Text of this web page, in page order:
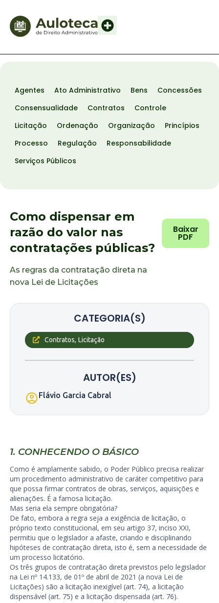
Agentes Ato Administrativo Bens
Concessões
Consensualidade
Contratos
Controle
Licitação
Ordenação Organização
Princípios
Processo
Regulação
Responsabilidade
Serviços Públicos
Como dispensar em
razão do valor nas
contratações públicas?
As regras da contratação direta na
nova Lei de Licitações
Baixar
PDF
CATEGORIA(S)
Contratos, Licitação
AUTOR(ES)
Flávio Garcia Cabral
1. CONHECENDO O BÁSICO
Como é amplamente sabido, o Poder Público precisa realizar
um procedimento administrativo de caráter competitivo para
que possa firmar contratos de obras, serviços, aquisições e
alienações. É a famosa licitação.
Mas seria ela sempre obrigatória?
De fato, embora a regra seja a exigência de licitação, o
próprio texto constitucional, em seu artigo 37, inciso XXI,
permitiu que o legislador a afaste, criando e disciplinando
hipóteses de contratação direta, isto é, sem a necessidade de
um processo licitatório.
Os três grupos de contratação direta previstos pelo legislador
na Lei nº 14.133, de 01º de abril de 2021 (a nova Lei de
Licitações) são a licitação inexigível (art. 74), a licitação
dispensável (art. 75) e a licitação dispensada (art. 76).